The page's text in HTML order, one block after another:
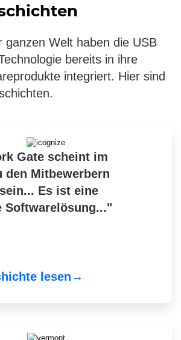
ganzen Welt haben die USB
bereits in ihre
integriert. Hier sind
Gate scheint im
den Mitbewerbern
Es ist eine
Softwarelösung..."
lesen→